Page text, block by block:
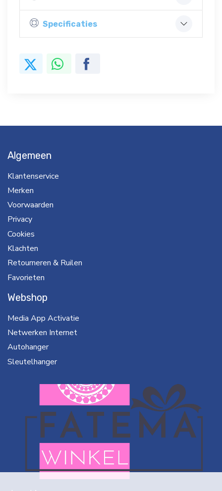
Specificaties
Algemeen
Klantenservice
Merken
Voorwaarden
Privacy
Cookies
Klachten
Retourneren & Ruilen
Favorieten
Webshop
Media App Activatie
Netwerken Internet
Autohanger
Sleutelhanger